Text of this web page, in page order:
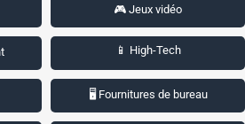
🎮 Jeux vidéo
📱 High-Tech
🖥️ Fournitures de bureau